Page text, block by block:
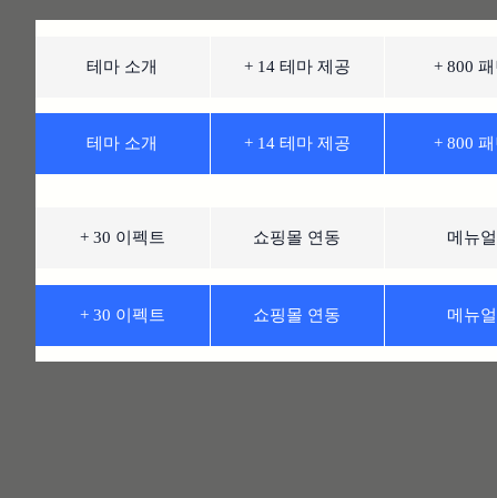
테마 소개
테마 소개
+ 14 테마 제공
+ 14 테마 제공
+ 800
+ 800
+ 30 이펙트
+ 30 이펙트
쇼핑몰 연동
쇼핑몰 연동
메뉴얼
메뉴얼